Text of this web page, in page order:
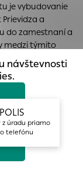
je vybudovanie
a
do zamestnaní a
medzi týmito
cyklistických
a peších a k
–
cyklistickej
a celkovej
v mestách
návštevnosti
a nie je
z úradu priamo
telefónu